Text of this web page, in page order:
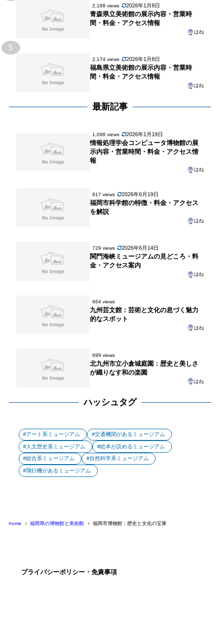
2,188 views 2026年1月8日
青森県立美術館の展示内容・営業時
間・料金・アクセス情報
はね
5
2,174 views 2026年1月8日
福島県立美術館の展示内容・営業時
間・料金・アクセス情報
はね
最新記事
1,098 views 2026年1月19日
情報処理学会コンピュータ博物館の展
示内容・営業時間・料金・アクセス情
報
はね
817 views 2026年6月19日
福岡市科学館の特徴・料金・アクセス
を解説
はね
729 views 2026年6月14日
関門海峡ミュージアムの見どころ・料
金・アクセス案内
はね
664 views
九州芸文館：芸術と文化の息づく魅力
的なスポット
はね
699 views
北九州市立小倉城庭園：歴史と美しさ
が織りなす和の楽園
はね
ハッシュタグ
アート系ミュージアム 交通機関があるミュージアム
人文歴史系ミュージアム 絵本が読めるミュージアム
総合系ミュージアム 自然科学系ミュージアム
飛行機があるミュージアム
home 福岡県の博物館と美術館 福岡市博物館：歴史と文化の宝庫
プライバシーポリシー・免責事項